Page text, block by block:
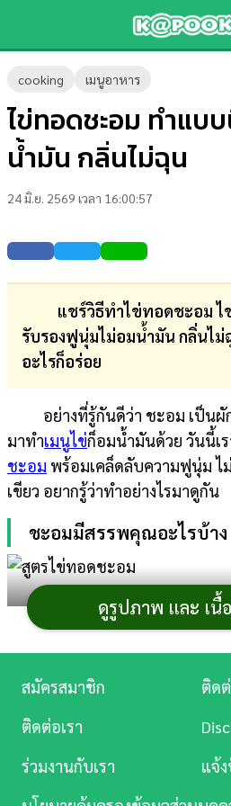
cooking เมนูอาหาร
ไข่ทอดชะอม ทำแบ
น้ำมัน กลิ่นไม่ฉุน
24 มิ.ย. 2569 เวลา 16:00:57
แชร์วิธีทำไข่ทอดชะอม ไ
รับรองฟูนุ่มไม่อมน้ำมัน กลิ่นไม่
อะไรก็อร่อย
อย่างที่รู้กันดีว่า ชะอม เป็นผัก
มาทำเมนูไข่ก็อมน้ำมันด้วย วันนี้เ
ชะอม พร้อมเคล็ดลับความฟูนุ่ม
เขียว อยากรู้ว่าทำอย่างไรมาดูกัน
ชะอมมีสรรพคุณอะไรบ้าง
ชะอมมีวิตามินเอ ช่วยบำรุงสา
ท้อง ท้องอืด ท้องเฟ้อ ช่วยเรื่องร
อาหารสูง รวมทั้งมีสารต้านอนุมูล
การเป็นโรคมะเร็ง
ไข่ทอด
ดูรูปภาพ และ เนื้
ข่าว-
ความ
รู้
บันเทิง
ตรวจ
ผล
บอล
สด
การ
เงิน
การ
ศึกษา
บันเทิง
ดู
Music
สมัครสมาชิก
ติด
ติดต่อเรา
ร่วมงานกับเรา
แจ้